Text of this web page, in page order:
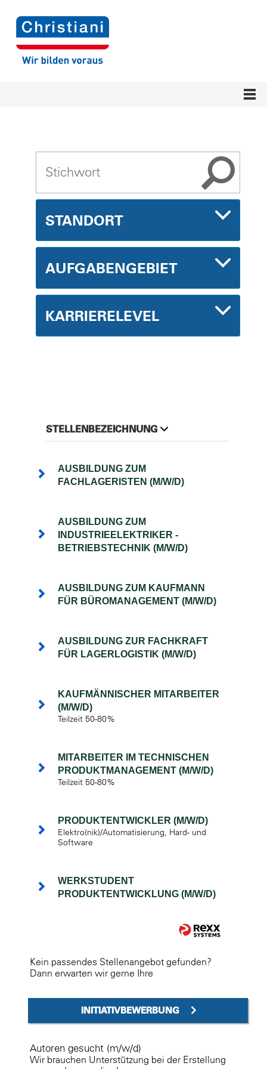
STANDORT
AUFGABENGEBIET
KARRIERELEVEL
STELLENBEZEICHNUNG
AUSBILDUNG ZUM
FACHLAGERISTEN (M/W/D)
AUSBILDUNG ZUM
INDUSTRIEELEKTRIKER -
BETRIEBSTECHNIK (M/W/D)
AUSBILDUNG ZUM KAUFMANN
FÜR BÜROMANAGEMENT (M/W/D)
AUSBILDUNG ZUR FACHKRAFT
FÜR LAGERLOGISTIK (M/W/D)
KAUFMÄNNISCHER MITARBEITER
(M/W/D)
Teilzeit 50-80%
MITARBEITER IM TECHNISCHEN
PRODUKTMANAGEMENT (M/W/D)
Teilzeit 50-80%
PRODUKTENTWICKLER (M/W/D)
Elektro(nik)/Automatisierung, Hard- und
Software
WERKSTUDENT
PRODUKTENTWICKLUNG (M/W/D)
Kein passendes Stellenangebot gefunden?
Dann erwarten wir gerne Ihre
INITIATIVBEWERBUNG
Autoren gesucht (m/w/d)
Wir brauchen Unterstützung bei der Erstellung